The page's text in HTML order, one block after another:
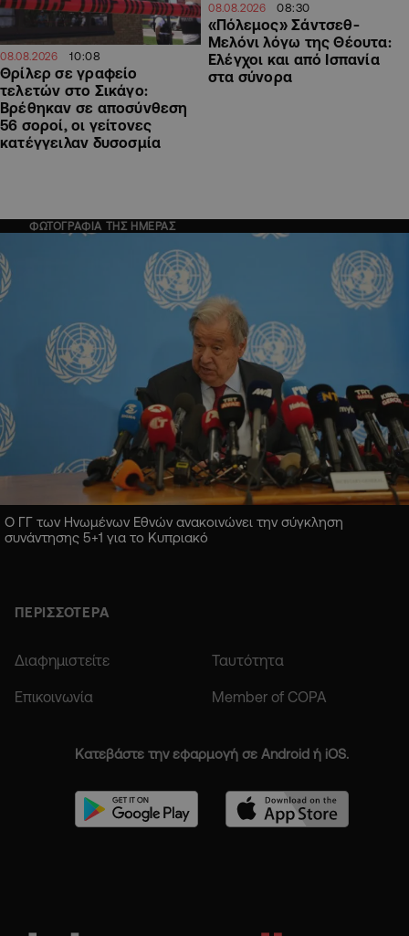
08.08.2026 10:08
Θρίλερ σε γραφείο
τελετών στο Σικάγο:
Βρέθηκαν σε αποσύνθεση
56 σοροί, οι γείτονες
κατέγγειλαν δυσοσμία
08.08.2026 08:30
«Πόλεμος» Σάντσεθ-
Μελόνι λόγω της Θέουτα:
Ελέγχοι και από Ισπανία
στα σύνορα
ΦΩΤΟΓΡΑΦΙΑ ΤΗΣ ΗΜΕΡΑΣ
Ο ΓΓ των Ηνωμένων Εθνών ανακοινώνει την σύγκληση
συνάντησης 5+1 για το Κυπριακό
ΠΕΡΙΣΣΟΤΕΡΑ
Διαφημιστείτε Ταυτότητα
Επικοινωνία Member of COPA
Κατεβάστε την εφαρμογή σε Android ή iOS.